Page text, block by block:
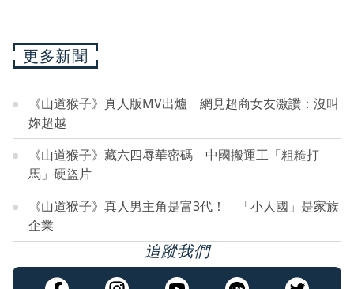
更多新聞
《山道猴子》真人版MV出爐 網見超商女友激讚：沒叫
妳超越
《山道猴子》藏六四辱華密碼 中國搬運工「粗糙打
馬」硬盜片
《山道猴子》真人男主角是富3代！ 「小人國」是家族
企業
追蹤我們